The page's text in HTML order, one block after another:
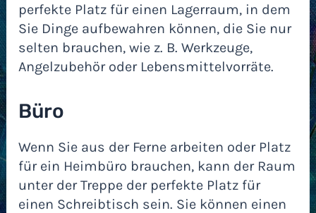
perfekte Platz für einen Lagerraum, in dem
Sie Dinge aufbewahren können, die Sie nur
selten brauchen, wie z. B. Werkzeuge,
Angelzubehör oder Lebensmittelvorräte.
Büro
Wenn Sie aus der Ferne arbeiten oder Platz
für ein Heimbüro brauchen, kann der Raum
unter der Treppe der perfekte Platz für
einen Schreibtisch sein. Sie können einen